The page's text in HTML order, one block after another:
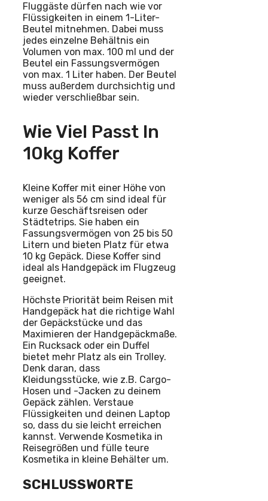
Fluggäste dürfen nach wie vor
Flüssigkeiten in einem 1-Liter-
Beutel mitnehmen. Dabei muss
jedes einzelne Behältnis ein
Volumen von max. 100 ml und der
Beutel ein Fassungsvermögen
von max. 1 Liter haben. Der Beutel
muss außerdem durchsichtig und
wieder verschließbar sein.
Wie Viel Passt In
10kg Koffer
Kleine Koffer mit einer Höhe von
weniger als 56 cm sind ideal für
kurze Geschäftsreisen oder
Städtetrips. Sie haben ein
Fassungsvermögen von 25 bis 50
Litern und bieten Platz für etwa
10 kg Gepäck. Diese Koffer sind
ideal als Handgepäck im Flugzeug
geeignet.
Höchste Priorität beim Reisen mit
Handgepäck hat die richtige Wahl
der Gepäckstücke und das
Maximieren der Handgepäckmaße.
Ein Rucksack oder ein Duffel
bietet mehr Platz als ein Trolley.
Denk daran, dass
Kleidungsstücke, wie z.B. Cargo-
Hosen und -Jacken zu deinem
Gepäck zählen. Verstaue
Flüssigkeiten und deinen Laptop
so, dass du sie leicht erreichen
kannst. Verwende Kosmetika in
Reisegrößen und fülle teure
Kosmetika in kleine Behälter um.
SCHLUSSWORTE